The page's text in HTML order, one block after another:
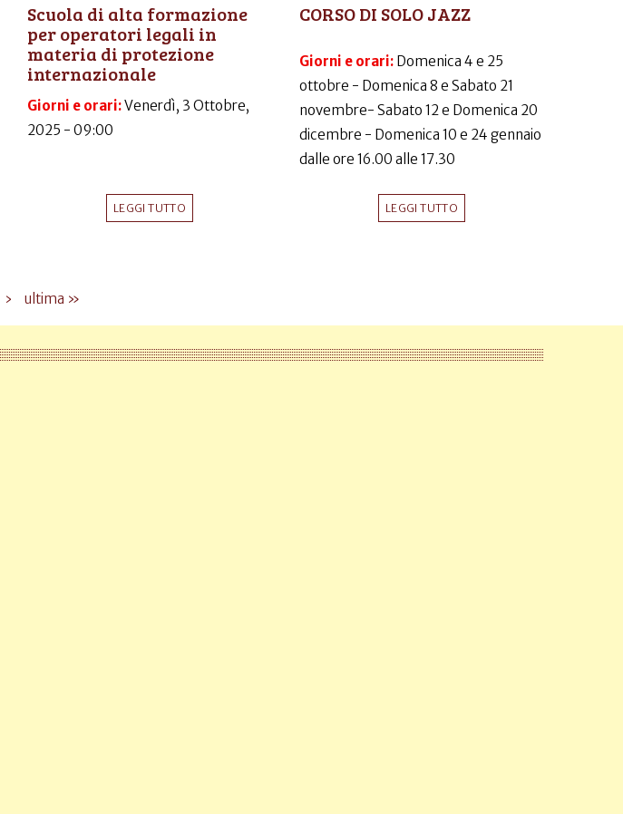
Scuola di alta formazione
per operatori legali in
materia di protezione
internazionale
Giorni e orari:Venerdì, 3 Ottobre,
2025 - 09:00
LEGGI TUTTO
CORSO DI SOLO JAZZ
Giorni e orari: Domenica 4 e 25
ottobre - Domenica 8 e Sabato 21
novembre- Sabato 12 e Domenica 20
dicembre - Domenica 10 e 24 gennaio
dalle ore 16.00 alle 17.30
LEGGI TUTTO
› ultima »